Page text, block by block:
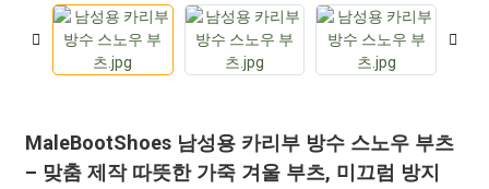
MaleBootShoes 남성용 카리부 방수 스노우 부츠
– 맞춤 제작 따뜻한 가죽 겨울 부츠, 미끄럼 방지